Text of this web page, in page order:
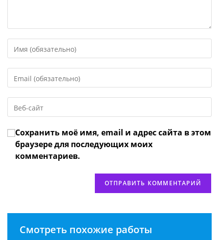
свое
или
имя
чтобы
прокомментировать
свой
адрес,
чтобы
URL
веб-
сайта
(необязательно)
Сохранить моё имя, email и адрес сайта в этом
браузере для последующих моих
комментариев.
Смотреть похожие работы